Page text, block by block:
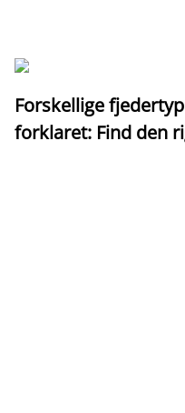
Forskellige
forklaret: Find den